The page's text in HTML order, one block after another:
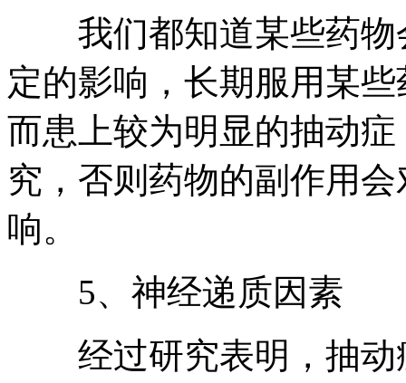
我们都知道某些药物
定的影响，长期服用某
而患上较为明显的抽动
究，否则药物的副作用
响。
5、神经递质因素
经过研究表明，抽动